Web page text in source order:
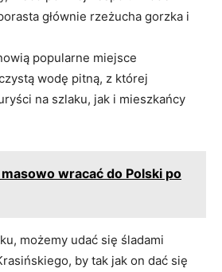
głównie rzeżucha gorzka i
popularne miejsce
wodę pitną, z której
na szlaku, jak i mieszkańcy
wracać do Polski po
możemy udać się śladami
by tak jak on dać się